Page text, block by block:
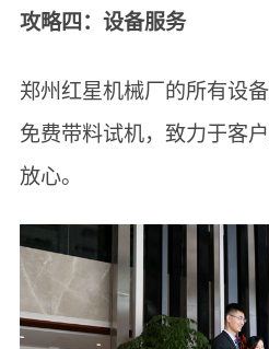
攻略四：设备服务
郑州红星机械厂的所有设
免费带料试机，致力于客
放心。